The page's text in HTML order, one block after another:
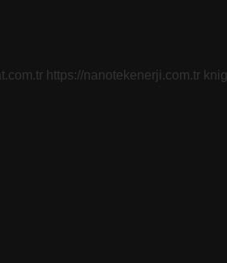
https://nanotekenerji.com.tr